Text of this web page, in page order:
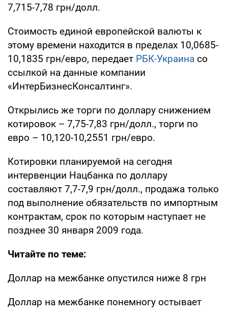
7,715-7,78 грн/долл.
Стоимость единой европейской валюты к
этому времени находится в пределах 10,0685-
10,1835 грн/евро, передает РБК-Украина со
ссылкой на данные компании
«ИнтерБизнесКонсалтинг».
Открылись же торги по доллару снижением
котировок – 7,75-7,83 грн/долл., торги по
евро – 10,120-10,2551 грн/евро.
Котировки планируемой на сегодня
интервенции Нацбанка по доллару
составляют 7,7-7,9 грн/долл., продажа только
под выполнение обязательств по импортным
контрактам, срок по которым наступает не
позднее 30 января 2009 года.
Читайте по теме:
Доллар на межбанке опустился ниже 8 грн
Доллар на межбанке понемногу остывает